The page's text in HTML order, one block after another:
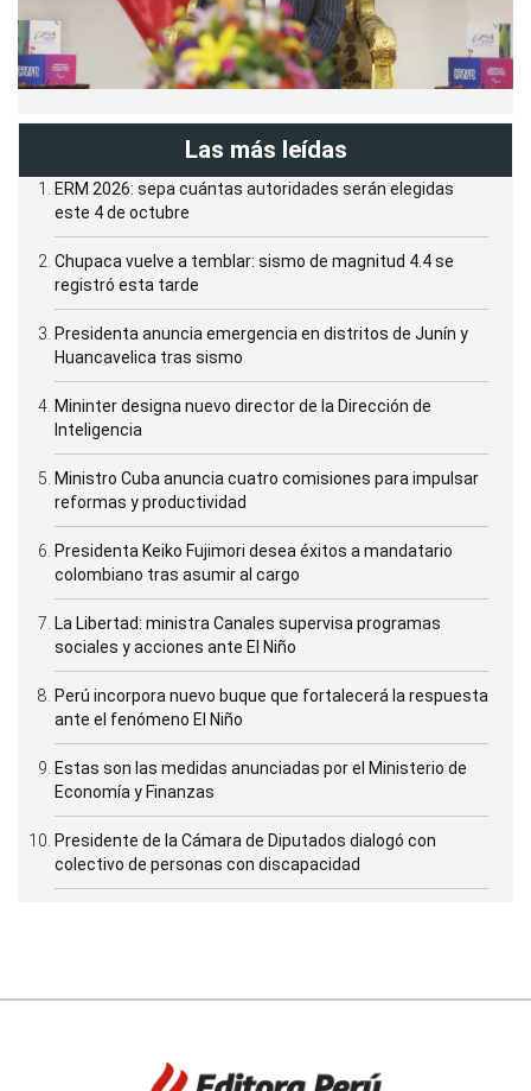
Las más leídas
ERM 2026: sepa cuántas autoridades serán elegidas
este 4 de octubre
Chupaca vuelve a temblar: sismo de magnitud 4.4 se
registró esta tarde
Presidenta anuncia emergencia en distritos de Junín y
Huancavelica tras sismo
Mininter designa nuevo director de la Dirección de
Inteligencia
Ministro Cuba anuncia cuatro comisiones para impulsar
reformas y productividad
Presidenta Keiko Fujimori desea éxitos a mandatario
colombiano tras asumir al cargo
La Libertad: ministra Canales supervisa programas
sociales y acciones ante El Niño
Perú incorpora nuevo buque que fortalecerá la respuesta
ante el fenómeno El Niño
Estas son las medidas anunciadas por el Ministerio de
Economía y Finanzas
Presidente de la Cámara de Diputados dialogó con
colectivo de personas con discapacidad